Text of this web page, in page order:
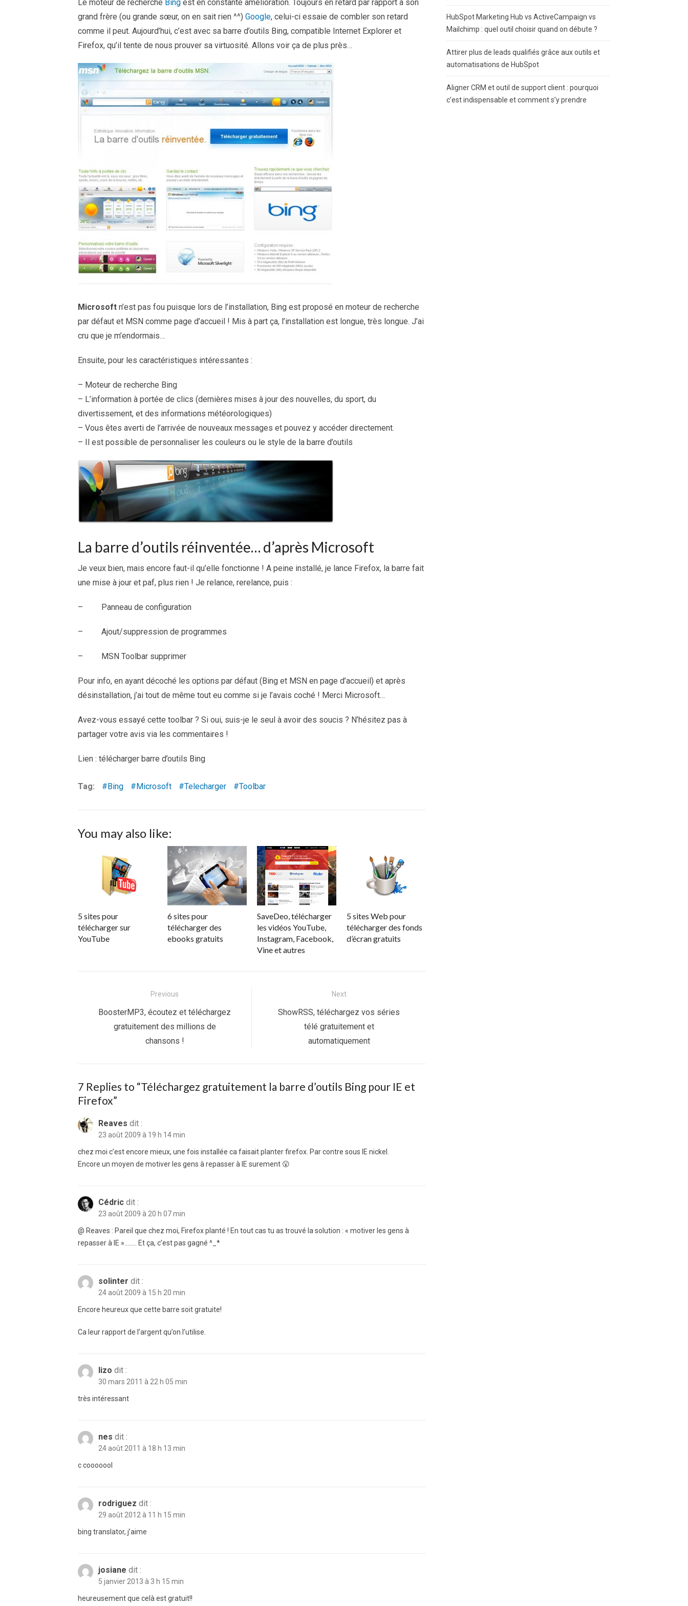
Le moteur de recherche Bing est en constante amélioration. Toujours en retard par rapport à son
grand frère (ou grande sœur, on en sait rien ^^) Google, celui-ci essaie de combler son retard
comme il peut. Aujourd’hui, c’est avec sa barre d’outils Bing, compatible Internet Explorer et
Firefox, qu’il tente de nous prouver sa virtuosité. Allons voir ça de plus près…
Microsoft n’est pas fou puisque lors de l’installation, Bing est proposé en moteur de recherche
par défaut et MSN comme page d’accueil ! Mis à part ça, l’installation est longue, très longue. J’ai
cru que je m’endormais…
Ensuite, pour les caractéristiques intéressantes :
– Moteur de recherche Bing
– L’information à portée de clics (dernières mises à jour des nouvelles, du sport, du
divertissement, et des informations météorologiques)
– Vous êtes averti de l’arrivée de nouveaux messages et pouvez y accéder directement.
– Il est possible de personnaliser les couleurs ou le style de la barre d’outils
La barre d’outils réinventée… d’après Microsoft
Je veux bien, mais encore faut-il qu’elle fonctionne ! A peine installé, je lance Firefox, la barre fait
une mise à jour et paf, plus rien ! Je relance, rerelance, puis :
– Panneau de configuration
– Ajout/suppression de programmes
– MSN Toolbar supprimer
Pour info, en ayant décoché les options par défaut (Bing et MSN en page d’accueil) et après
désinstallation, j’ai tout de même tout eu comme si je l’avais coché ! Merci Microsoft…
Avez-vous essayé cette toolbar ? Si oui, suis-je le seul à avoir des soucis ? N’hésitez pas à
partager votre avis via les commentaires !
Lien : télécharger barre d’outils Bing
Tag: Bing Microsoft Telecharger Toolbar
You may also like:
5 sites pour
télécharger sur
YouTube
6 sites pour
télécharger des
ebooks gratuits
SaveDeo, télécharger
les vidéos YouTube,
Instagram, Facebook,
Vine et autres
5 sites Web pour
télécharger des fonds
d’écran gratuits
l’article
Previous
Previous
post:
BoosterMP3, écoutez et téléchargez
gratuitement des millions de
chansons !
Next
Next
ShowRSS, téléchargez vos séries
télé gratuitement et
automatiquement
7 Replies to “Téléchargez gratuitement la barre d’outils Bing pour IE et
Firefox”
Reaves dit :
23 août 2009 à 19 h 14 min
chez moi c’est encore mieux, une fois installée ca faisait planter firefox. Par contre sous IE nickel.
Encore un moyen de motiver les gens à repasser à IE surement 😮
Cédric dit :
23 août 2009 à 20 h 07 min
@ Reaves : Pareil que chez moi, Firefox planté ! En tout cas tu as trouvé la solution : « motiver les gens à
repasser à IE »…….. Et ça, c’est pas gagné ^_*
solinter dit :
24 août 2009 à 15 h 20 min
Encore heureux que cette barre soit gratuite!
Ca leur rapport de l’argent qu’on l’utilise.
lizo dit :
30 mars 2011 à 22 h 05 min
très intéressant
nes dit :
24 août 2011 à 18 h 13 min
c cooooool
rodriguez dit :
29 août 2012 à 11 h 15 min
bing translator, j’aime
josiane dit :
5 janvier 2013 à 3 h 15 min
heureusement que celà est gratuit!!
HubSpot Marketing Hub vs ActiveCampaign vs
Mailchimp : quel outil choisir quand on débute ?
Attirer plus de leads qualifiés grâce aux outils et
automatisations de HubSpot
Aligner CRM et outil de support client : pourquoi
c’est indispensable et comment s’y prendre